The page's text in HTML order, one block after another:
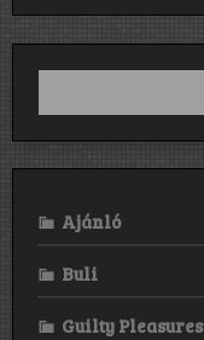
so
later
had
health
away”
Ajánló
Buli
Guilty Pleasures